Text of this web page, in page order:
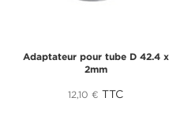
Adaptateur pour tube D 42.4 x
2mm
12,10 € TTC